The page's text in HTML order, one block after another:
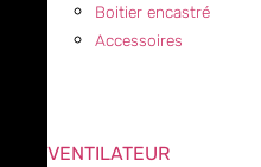
Boitier encastré
Accessoires
VENTILATEUR